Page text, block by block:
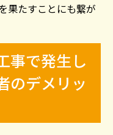
果たすことにも繋が
事で発生し
のデメリッ